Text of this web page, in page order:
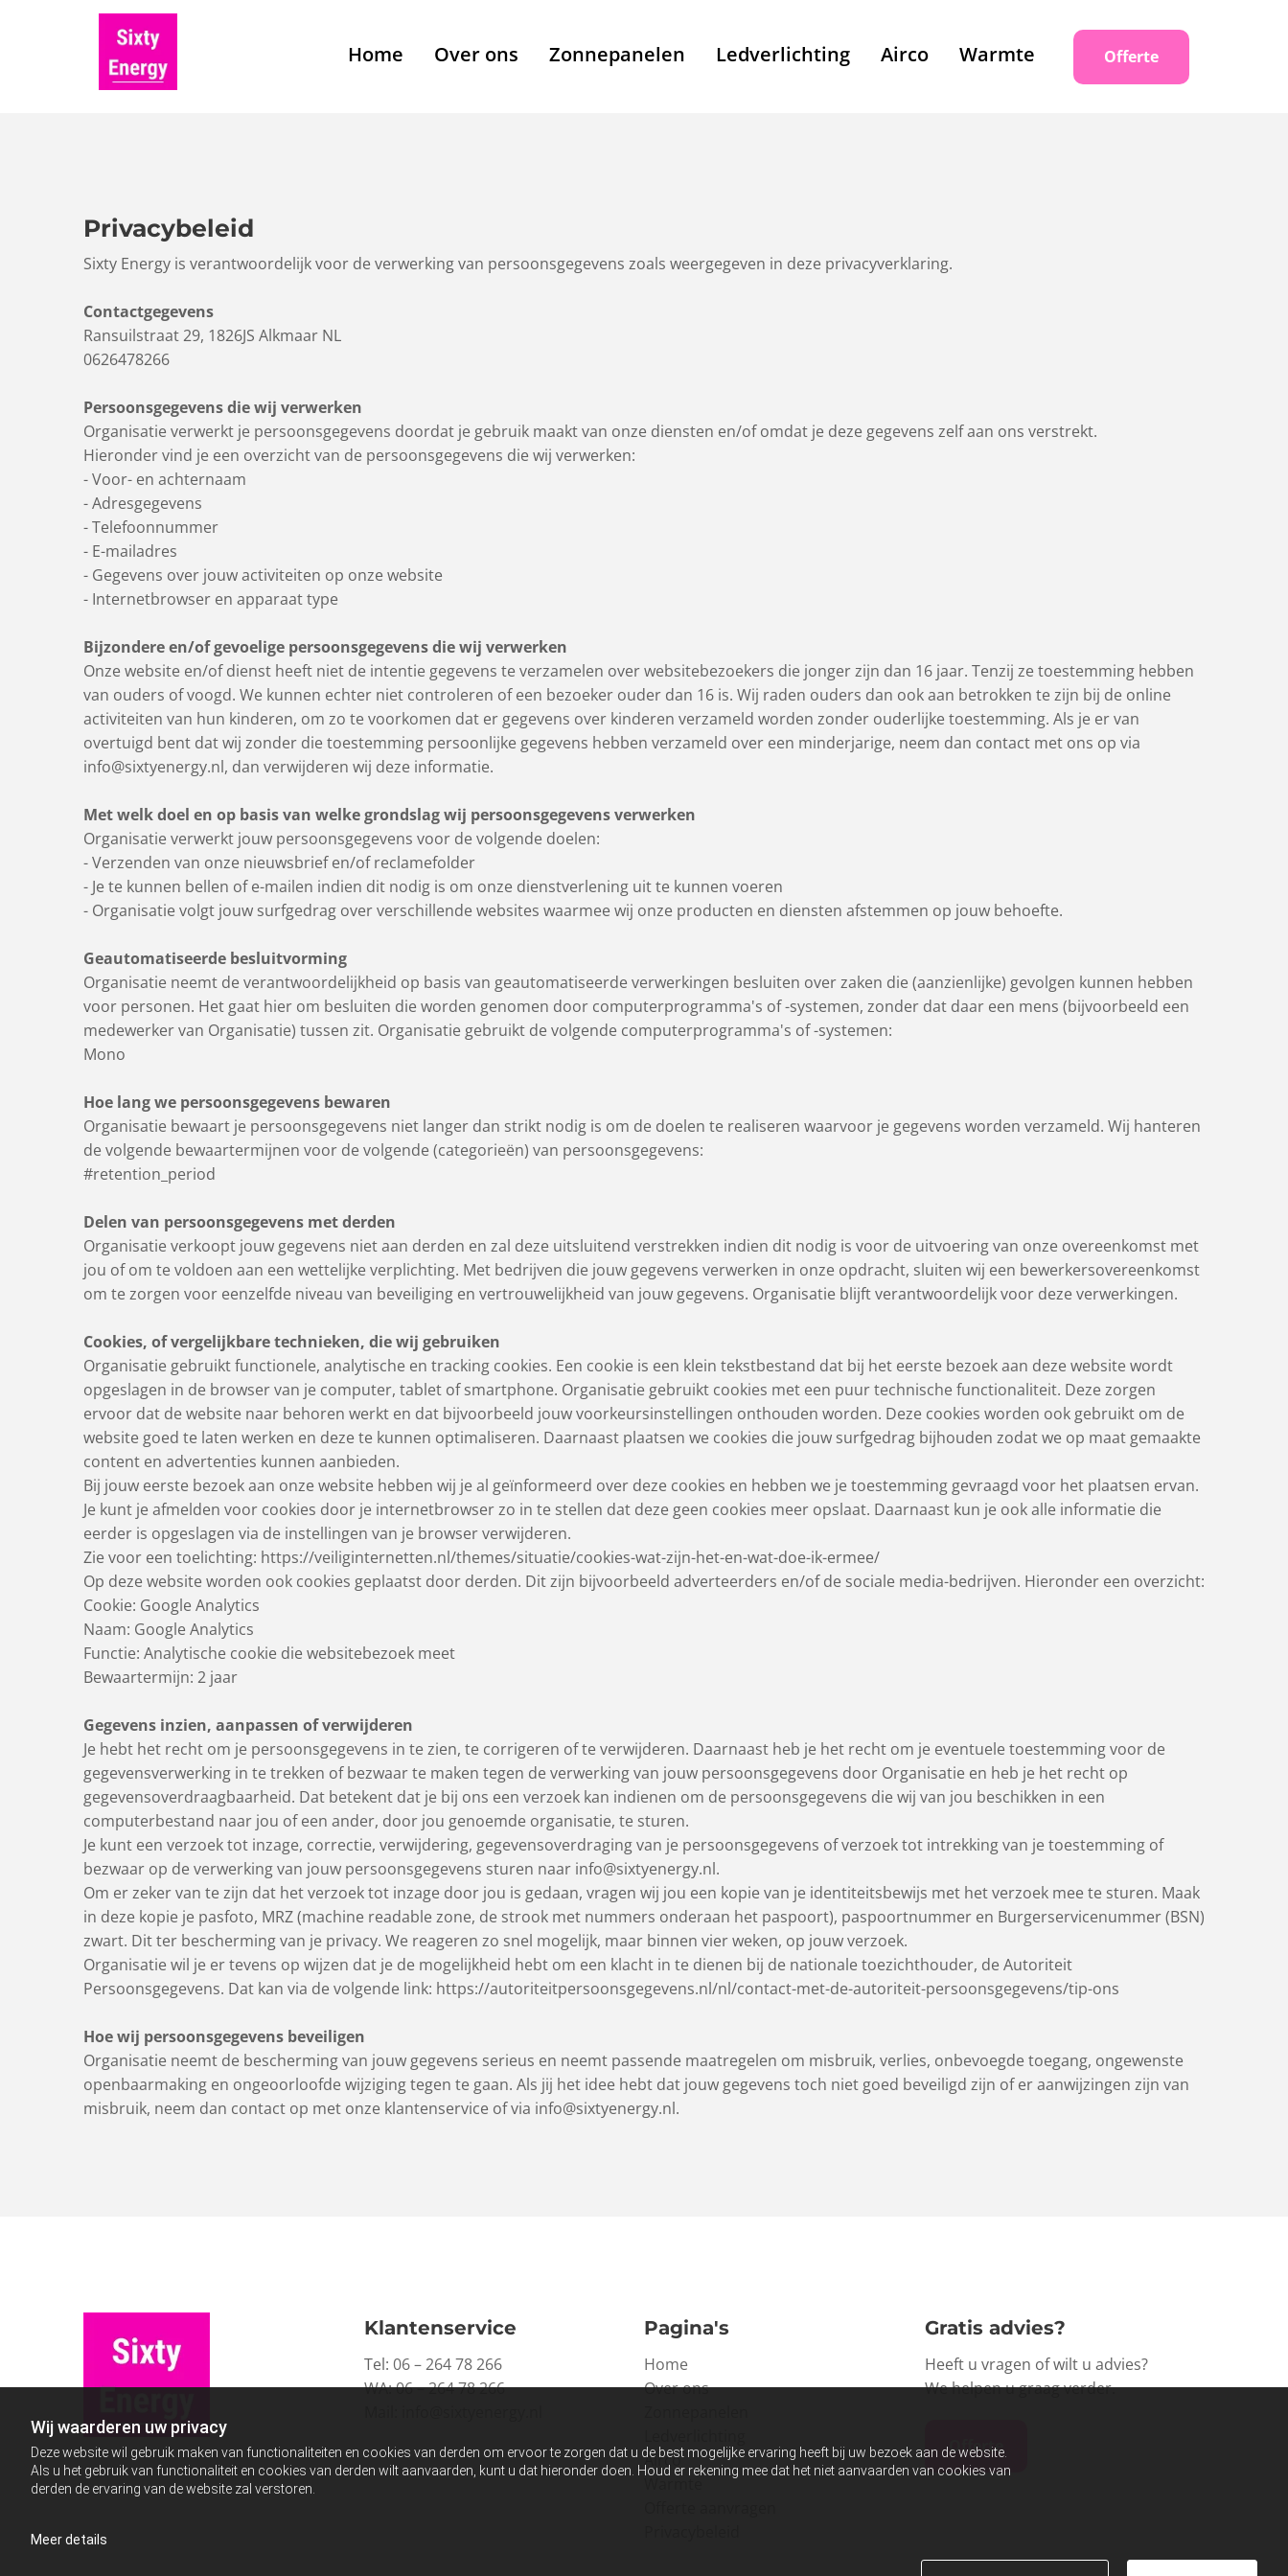
Wij waarderen uw privacy
Deze website wil gebruik maken van functionaliteiten en cookies van derden om ervoor te zorgen dat u de best mogelijke ervaring heeft bij uw bezoek aan de website.
Als u het gebruik van functionaliteit en cookies van derden wilt aanvaarden, kunt u dat hieronder doen. Houd er rekening mee dat het niet aanvaarden van cookies van
derden de ervaring van de website zal verstoren.
Meer details
Offerte
Home Over ons Zonnepanelen Ledverlichting Airco Warmte
Privacybeleid
Sixty Energy is verantwoordelijk voor de verwerking van persoonsgegevens zoals weergegeven in deze privacyverklaring.
Contactgegevens
Ransuilstraat 29, 1826JS Alkmaar NL
0626478266
Persoonsgegevens die wij verwerken
Organisatie verwerkt je persoonsgegevens doordat je gebruik maakt van onze diensten en/of omdat je deze gegevens zelf aan ons verstrekt.
Hieronder vind je een overzicht van de persoonsgegevens die wij verwerken:
- Voor- en achternaam
- Adresgegevens
- Telefoonnummer
- E-mailadres
- Gegevens over jouw activiteiten op onze website
- Internetbrowser en apparaat type
Bijzondere en/of gevoelige persoonsgegevens die wij verwerken
Onze website en/of dienst heeft niet de intentie gegevens te verzamelen over websitebezoekers die jonger zijn dan 16 jaar. Tenzij ze toestemming hebben
van ouders of voogd. We kunnen echter niet controleren of een bezoeker ouder dan 16 is. Wij raden ouders dan ook aan betrokken te zijn bij de online
activiteiten van hun kinderen, om zo te voorkomen dat er gegevens over kinderen verzameld worden zonder ouderlijke toestemming. Als je er van
overtuigd bent dat wij zonder die toestemming persoonlijke gegevens hebben verzameld over een minderjarige, neem dan contact met ons op via
info@sixtyenergy.nl, dan verwijderen wij deze informatie.
Met welk doel en op basis van welke grondslag wij persoonsgegevens verwerken
Organisatie verwerkt jouw persoonsgegevens voor de volgende doelen:
- Verzenden van onze nieuwsbrief en/of reclamefolder
- Je te kunnen bellen of e-mailen indien dit nodig is om onze dienstverlening uit te kunnen voeren
- Organisatie volgt jouw surfgedrag over verschillende websites waarmee wij onze producten en diensten afstemmen op jouw behoefte.
Geautomatiseerde besluitvorming
Organisatie neemt de verantwoordelijkheid op basis van geautomatiseerde verwerkingen besluiten over zaken die (aanzienlijke) gevolgen kunnen hebben
voor personen. Het gaat hier om besluiten die worden genomen door computerprogramma's of -systemen, zonder dat daar een mens (bijvoorbeeld een
medewerker van Organisatie) tussen zit. Organisatie gebruikt de volgende computerprogramma's of -systemen:
Mono
Hoe lang we persoonsgegevens bewaren
Organisatie bewaart je persoonsgegevens niet langer dan strikt nodig is om de doelen te realiseren waarvoor je gegevens worden verzameld. Wij hanteren
de volgende bewaartermijnen voor de volgende (categorieën) van persoonsgegevens:
#retention_period
Delen van persoonsgegevens met derden
Organisatie verkoopt jouw gegevens niet aan derden en zal deze uitsluitend verstrekken indien dit nodig is voor de uitvoering van onze overeenkomst met
jou of om te voldoen aan een wettelijke verplichting. Met bedrijven die jouw gegevens verwerken in onze opdracht, sluiten wij een bewerkersovereenkomst
om te zorgen voor eenzelfde niveau van beveiliging en vertrouwelijkheid van jouw gegevens. Organisatie blijft verantwoordelijk voor deze verwerkingen.
Cookies, of vergelijkbare technieken, die wij gebruiken
Organisatie gebruikt functionele, analytische en tracking cookies. Een cookie is een klein tekstbestand dat bij het eerste bezoek aan deze website wordt
opgeslagen in de browser van je computer, tablet of smartphone. Organisatie gebruikt cookies met een puur technische functionaliteit. Deze zorgen
ervoor dat de website naar behoren werkt en dat bijvoorbeeld jouw voorkeursinstellingen onthouden worden. Deze cookies worden ook gebruikt om de
website goed te laten werken en deze te kunnen optimaliseren. Daarnaast plaatsen we cookies die jouw surfgedrag bijhouden zodat we op maat gemaakte
content en advertenties kunnen aanbieden.
Bij jouw eerste bezoek aan onze website hebben wij je al geïnformeerd over deze cookies en hebben we je toestemming gevraagd voor het plaatsen ervan.
Je kunt je afmelden voor cookies door je internetbrowser zo in te stellen dat deze geen cookies meer opslaat. Daarnaast kun je ook alle informatie die
eerder is opgeslagen via de instellingen van je browser verwijderen.
Zie voor een toelichting: https://veiliginternetten.nl/themes/situatie/cookies-wat-zijn-het-en-wat-doe-ik-ermee/
Op deze website worden ook cookies geplaatst door derden. Dit zijn bijvoorbeeld adverteerders en/of de sociale media-bedrijven. Hieronder een overzicht:
Cookie: Google Analytics
Naam: Google Analytics
Functie: Analytische cookie die websitebezoek meet
Bewaartermijn: 2 jaar
Gegevens inzien, aanpassen of verwijderen
Je hebt het recht om je persoonsgegevens in te zien, te corrigeren of te verwijderen. Daarnaast heb je het recht om je eventuele toestemming voor de
gegevensverwerking in te trekken of bezwaar te maken tegen de verwerking van jouw persoonsgegevens door Organisatie en heb je het recht op
gegevensoverdraagbaarheid. Dat betekent dat je bij ons een verzoek kan indienen om de persoonsgegevens die wij van jou beschikken in een
computerbestand naar jou of een ander, door jou genoemde organisatie, te sturen.
Je kunt een verzoek tot inzage, correctie, verwijdering, gegevensoverdraging van je persoonsgegevens of verzoek tot intrekking van je toestemming of
bezwaar op de verwerking van jouw persoonsgegevens sturen naar info@sixtyenergy.nl.
Om er zeker van te zijn dat het verzoek tot inzage door jou is gedaan, vragen wij jou een kopie van je identiteitsbewijs met het verzoek mee te sturen. Maak
in deze kopie je pasfoto, MRZ (machine readable zone, de strook met nummers onderaan het paspoort), paspoortnummer en Burgerservicenummer (BSN)
zwart. Dit ter bescherming van je privacy. We reageren zo snel mogelijk, maar binnen vier weken, op jouw verzoek.
Organisatie wil je er tevens op wijzen dat je de mogelijkheid hebt om een klacht in te dienen bij de nationale toezichthouder, de Autoriteit
Persoonsgegevens. Dat kan via de volgende link: https://autoriteitpersoonsgegevens.nl/nl/contact-met-de-autoriteit-persoonsgegevens/tip-ons
Hoe wij persoonsgegevens beveiligen
Organisatie neemt de bescherming van jouw gegevens serieus en neemt passende maatregelen om misbruik, verlies, onbevoegde toegang, ongewenste
openbaarmaking en ongeoorloofde wijziging tegen te gaan. Als jij het idee hebt dat jouw gegevens toch niet goed beveiligd zijn of er aanwijzingen zijn van
misbruik, neem dan contact op met onze klantenservice of via info@sixtyenergy.nl.
Klantenservice
Tel: 06 – 264 78 266
WA: 06 – 264 78 266
Pagina's
Home
Over ons
Airco
Gratis advies?
Heeft u vragen of wilt u advies?
We helpen u graag verder.
Offerte